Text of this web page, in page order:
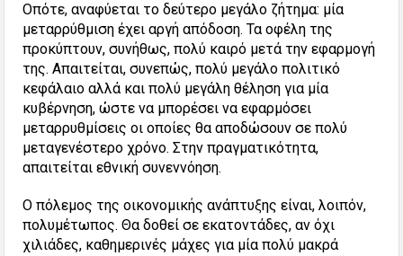
Οπότε, αναφύεται το δεύτερο μεγάλο ζήτημα: μία
μεταρρύθμιση έχει αργή απόδοση. Τα οφέλη της
προκύπτουν, συνήθως, πολύ καιρό μετά την εφαρμογή
της. Απαιτείται, συνεπώς, πολύ μεγάλο πολιτικό
κεφάλαιο αλλά και πολύ μεγάλη θέληση για μία
κυβέρνηση, ώστε να μπορέσει να εφαρμόσει
μεταρρυθμίσεις οι οποίες θα αποδώσουν σε πολύ
μεταγενέστερο χρόνο. Στην πραγματικότητα,
απαιτείται εθνική συνεννόηση.
Ο πόλεμος της οικονομικής ανάπτυξης είναι, λοιπόν,
πολυμέτωπος. Θα δοθεί σε εκατοντάδες, αν όχι
χιλιάδες, καθημερινές μάχες για μία πολύ μακρά